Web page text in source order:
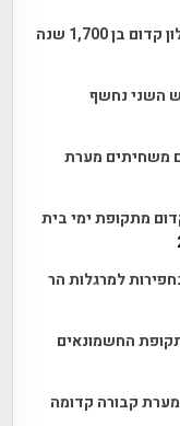
1,700 שנה
השני נחשף
משחיתים מערת
מתקופת ימי בית
למרגלות הר
החשמונאים
קבורה קדומה